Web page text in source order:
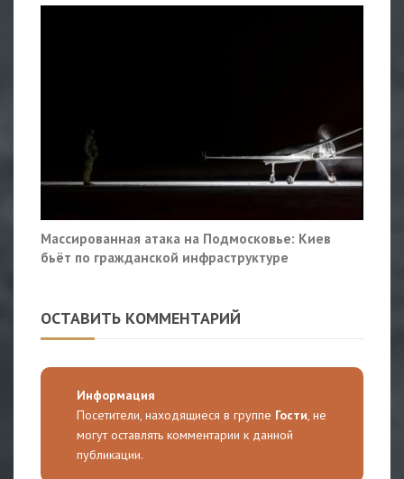
Массированная атака на Подмосковье: Киев
бьёт по гражданской инфраструктуре
ОСТАВИТЬ КОММЕНТАРИЙ
Информация
Посетители, находящиеся в группе Гости , не
могут оставлять комментарии к данной
публикации.